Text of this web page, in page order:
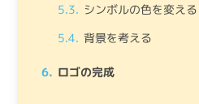
シンボルの色を変える
背景を考える
ロゴの完成